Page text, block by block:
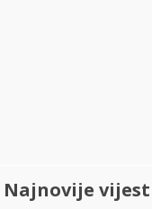
Najnovije